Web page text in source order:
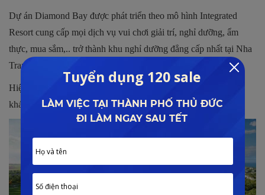
Dự án Diamond Bay được phát triển theo mô hình Integrated
Resort cung cấp mọi dịch vụ vui chơi giải trí, nghỉ dưỡng, ẩm
thực, mua sắm,.. trở thành khu nghỉ dưỡng đẳng cấp nhất tại Nha
Trang sẵn sàng phục khách du lịch 24/24.
Hiện nay, dự án đã có sẵn nhiều tiện ích hấp dẫn phục vụ du
khách như: Clubhouse, hồ bơi, sân Golf 18 lỗ,…